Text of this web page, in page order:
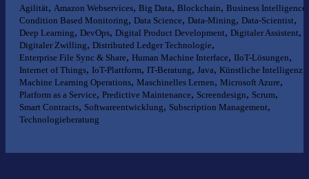
Agilität, Amazon Webservices, Big Data, Blockchain, Business Intelligence
Condition Based Monitoring, Data Science, Data-Mining, Data-Scientist,
Deep Learning, DevOps, Digital Product Development, Digitaler Assistent,
Digitaler Zwilling, Distributed Ledger Technologie,
Enterprise File Sync & Share, Human Machine Interface, IIoT-Lösungen,
Internet of Things, IoT-Plattform, IT-Beratung, Java, Künstliche Intelligenz
Machine Learning Operations, Maschinelles Lernen, Microsoft Azure,
Platform as a Service, Predictive Maintenance, Screendesign, Scrum,
Smart Contracts, Softwareentwicklung, Subscription Management,
Technologieberatung